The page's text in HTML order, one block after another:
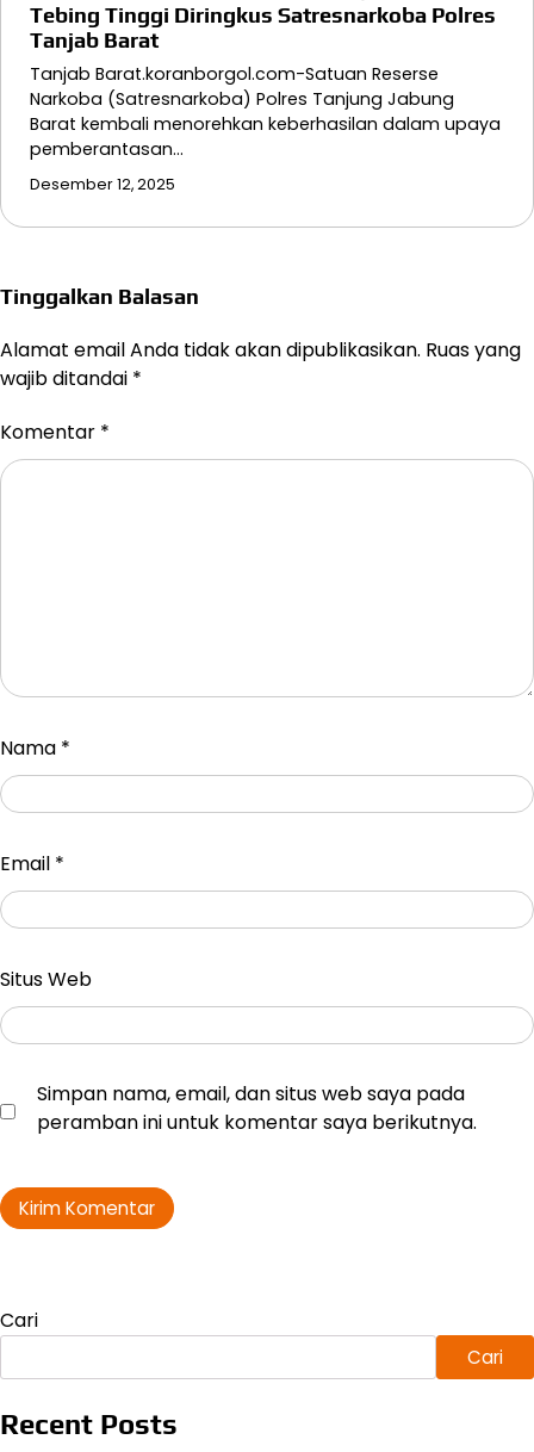
Tebing Tinggi Diringkus Satresnarkoba Polres
Tanjab Barat
Tanjab Barat.koranborgol.com-Satuan Reserse
Narkoba (Satresnarkoba) Polres Tanjung Jabung
Barat kembali menorehkan keberhasilan dalam upaya
pemberantasan…
Desember 12, 2025
Tinggalkan Balasan
Alamat email Anda tidak akan dipublikasikan. Ruas yang
wajib ditandai *
Komentar *
Nama *
Email *
Situs Web
Simpan nama, email, dan situs web saya pada
peramban ini untuk komentar saya berikutnya.
Cari
Cari
Recent Posts